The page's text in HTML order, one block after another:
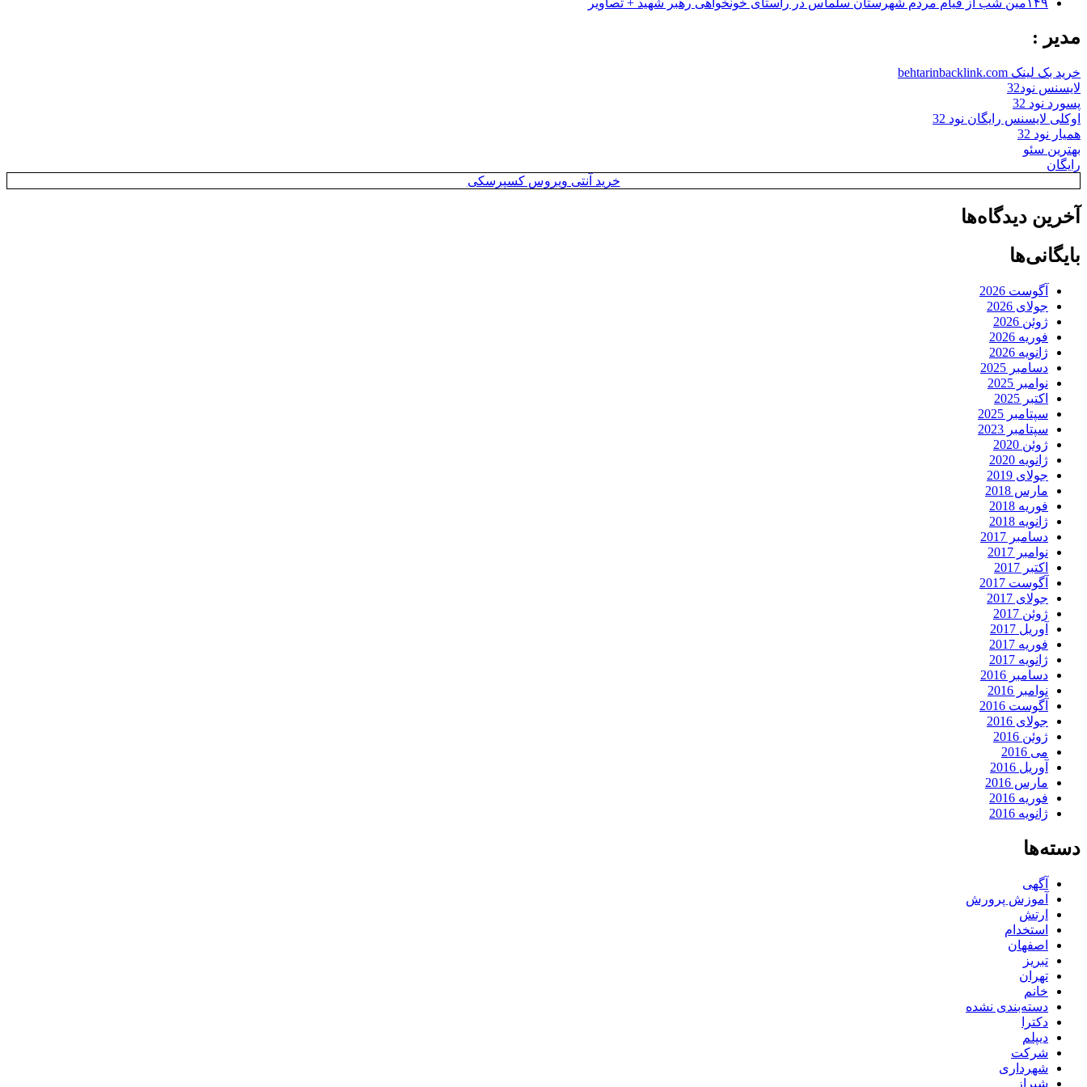
مدیر :
خرید بک لینک behtarinbacklink.com
لایسنس نود32
پسورد نود 32
اوکلی لایسنس رایگان نود 32
همیار نود 32
بهترین سئو
رایگان
خرید آنتی ویروس کسپرسکی
آخرین دیدگاه‌ها
بایگانی‌ها
آگوست 2026
جولای 2026
ژوئن 2026
فوریه 2026
ژانویه 2026
دسامبر 2025
نوامبر 2025
اکتبر 2025
سپتامبر 2025
سپتامبر 2023
ژوئن 2020
ژانویه 2020
جولای 2019
مارس 2018
فوریه 2018
ژانویه 2018
دسامبر 2017
نوامبر 2017
اکتبر 2017
آگوست 2017
جولای 2017
ژوئن 2017
آوریل 2017
فوریه 2017
ژانویه 2017
دسامبر 2016
نوامبر 2016
آگوست 2016
جولای 2016
ژوئن 2016
می 2016
آوریل 2016
مارس 2016
فوریه 2016
ژانویه 2016
دسته‌ها
آگهی
آموزش پرورش
ارتش
استخدام
اصفهان
تبریز
تهران
خانم
دسته‌بندی نشده
دکترا
دیپلم
شرکت
شهرداری
شیراز